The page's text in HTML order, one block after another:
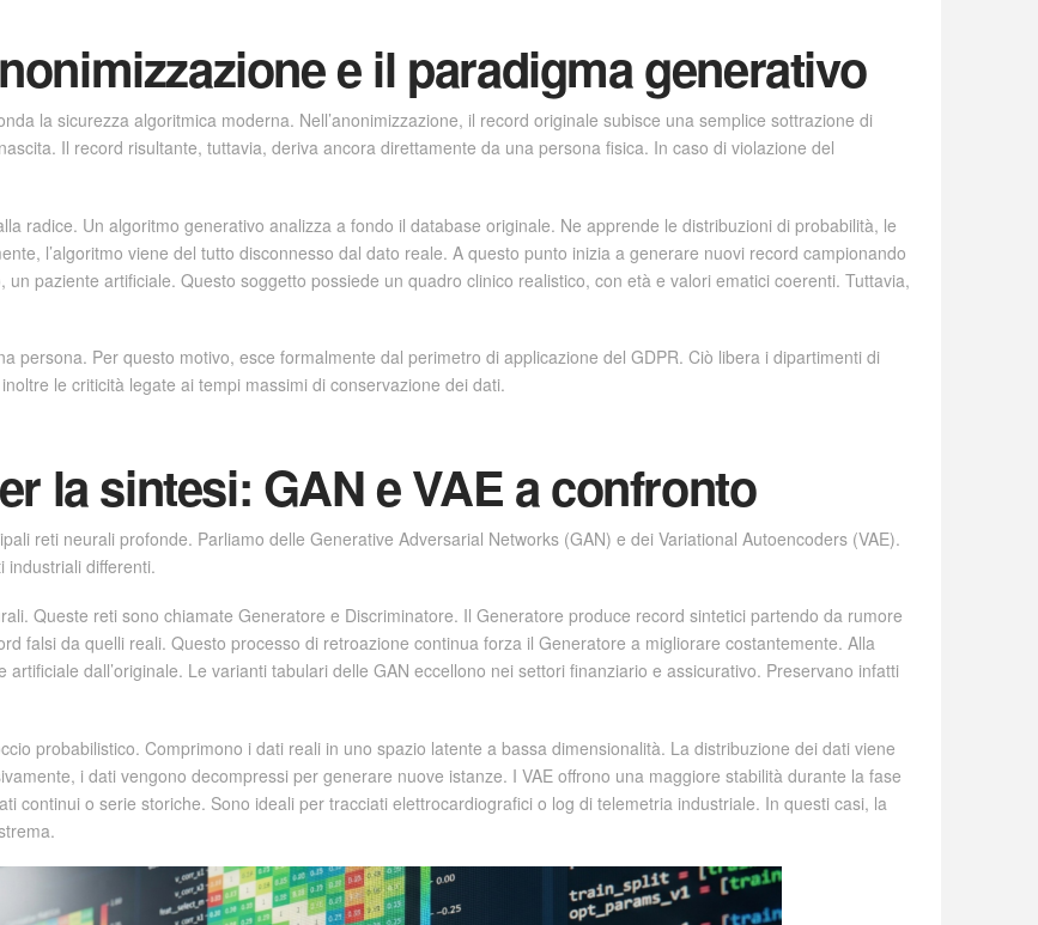
e il paradigma generativo
la sicurezza algoritmica moderna. Nell’anonimizzazione, il record originale subisce una semplice sottrazione di
Il record risultante, tuttavia, deriva ancora direttamente da una persona fisica. In caso di violazione del
radice. Un algoritmo generativo analizza a fondo il database originale. Ne apprende le distribuzioni di probabilità, le
l’algoritmo viene del tutto disconnesso dal dato reale. A questo punto inizia a generare nuovi record campionando
paziente artificiale. Questo soggetto possiede un quadro clinico realistico, con età e valori ematici coerenti. Tuttavia,
persona. Per questo motivo, esce formalmente dal perimetro di applicazione del GDPR. Ciò libera i dipartimenti di
le criticità legate ai tempi massimi di conservazione dei dati.
la sintesi: GAN e VAE a confronto
reti neurali profonde. Parliamo delle Generative Adversarial Networks (GAN) e dei Variational Autoencoders (VAE).
industriali differenti.
Queste reti sono chiamate Generatore e Discriminatore. Il Generatore produce record sintetici partendo da rumore
falsi da quelli reali. Questo processo di retroazione continua forza il Generatore a migliorare costantemente. Alla
dall’originale. Le varianti tabulari delle GAN eccellono nei settori finanziario e assicurativo. Preservano infatti
probabilistico. Comprimono i dati reali in uno spazio latente a bassa dimensionalità. La distribuzione dei dati viene
i dati vengono decompressi per generare nuove istanze. I VAE offrono una maggiore stabilità durante la fase
continui o serie storiche. Sono ideali per tracciati elettrocardiografici o log di telemetria industriale. In questi casi, la